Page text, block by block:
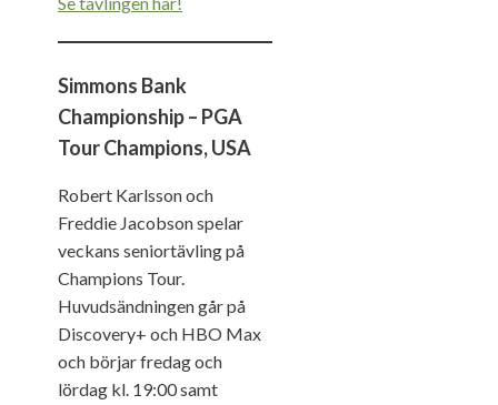
Simmons Bank
Championship – PGA
Tour Champions, USA
Robert Karlsson och
Freddie Jacobson spelar
veckans seniortävling på
Champions Tour.
Huvudsändningen går på
Discovery+ och HBO Max
och börjar fredag och
lördag kl. 19:00 samt